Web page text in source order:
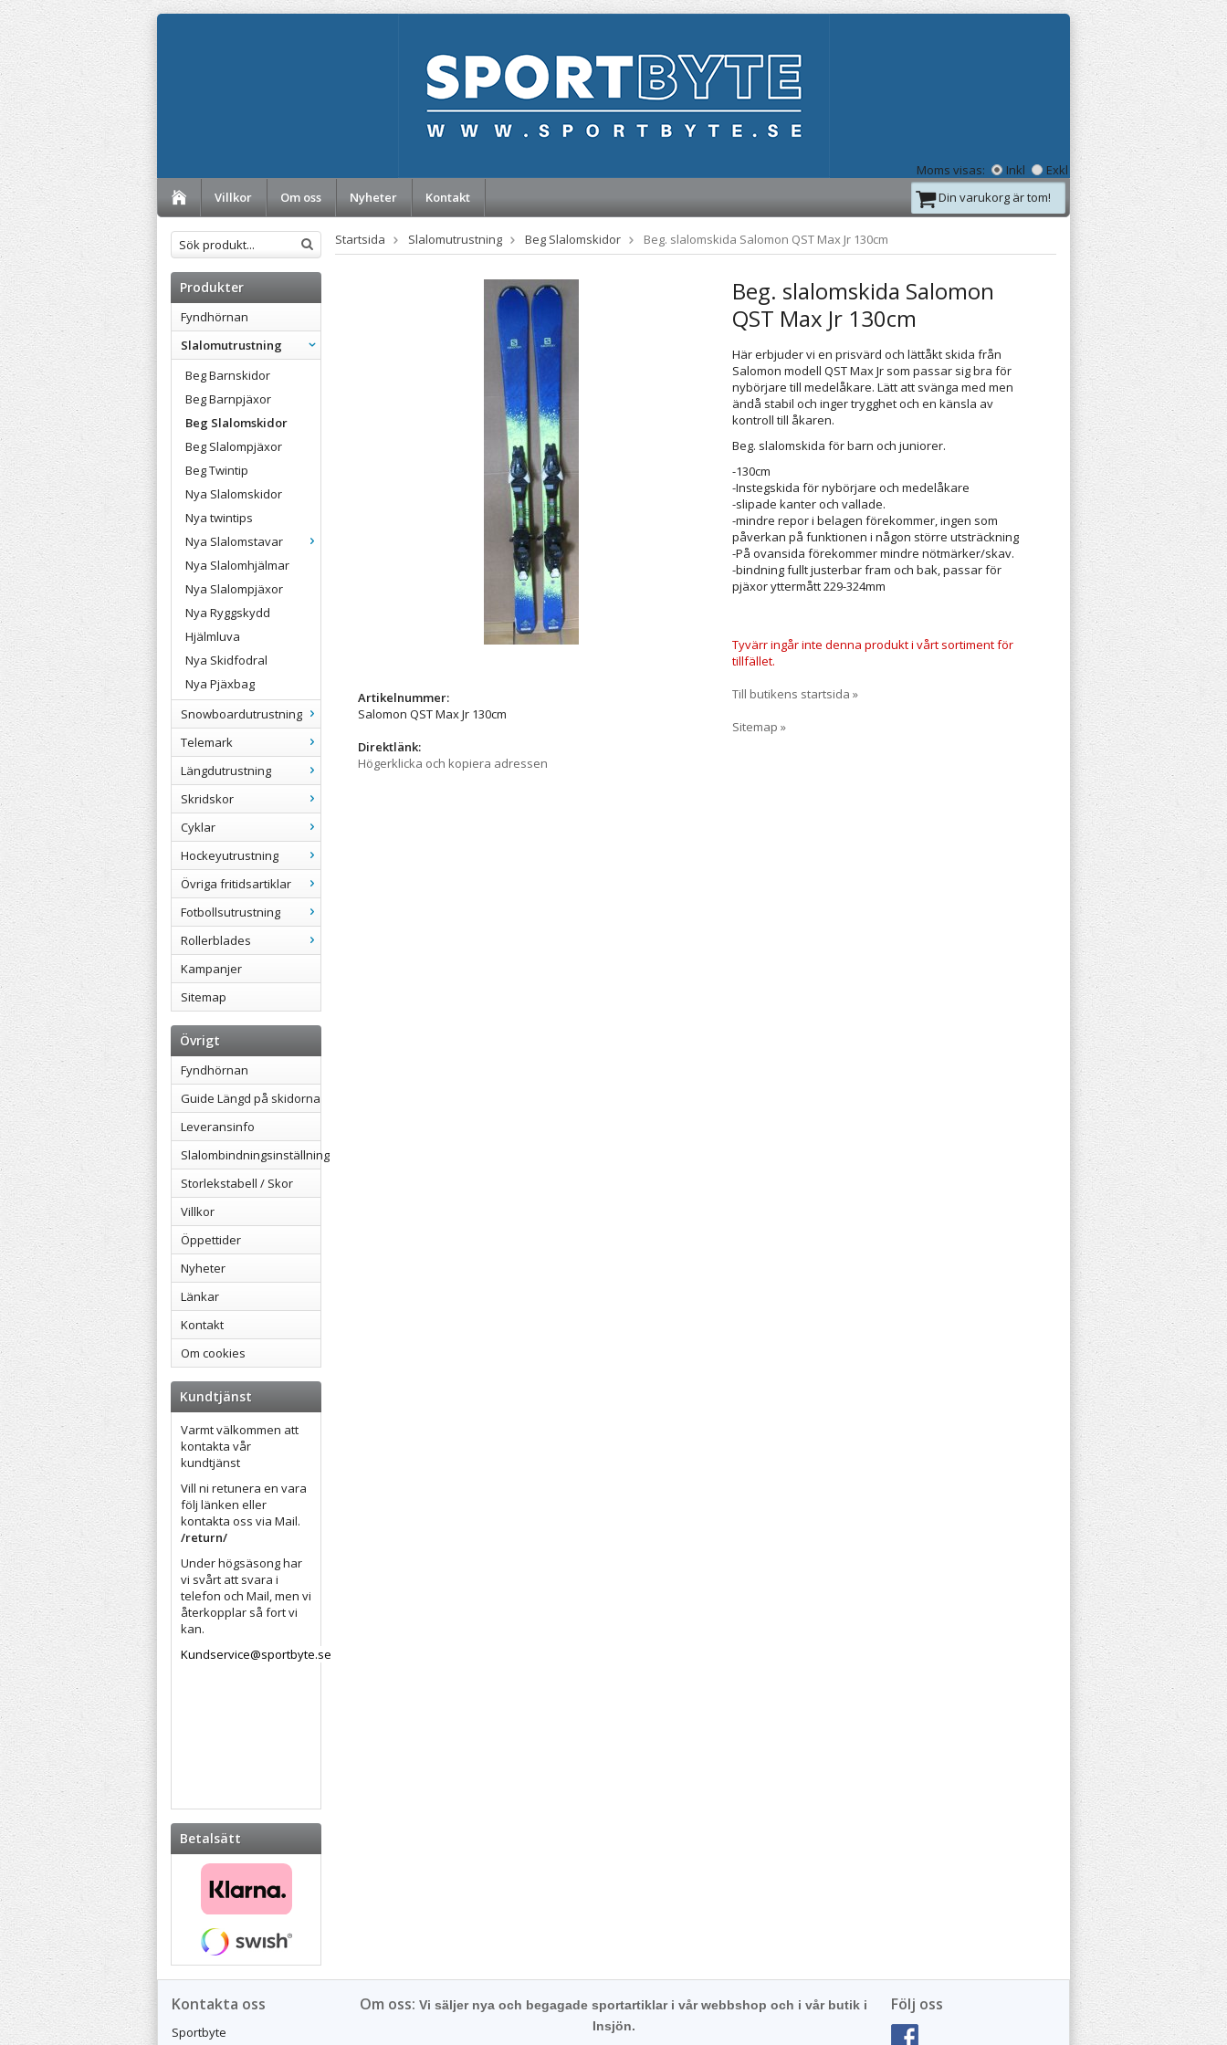
Moms visas: Inkl
Exkl
Villkor
Om oss Nyheter Kontakt Din varukorg är tom!
Produkter
Fyndhörnan
Slalomutrustning
Beg Barnskidor
Beg Barnpjäxor
Beg Slalomskidor
Beg Slalompjäxor
Beg Twintip
Nya Slalomskidor
Nya twintips
Nya Slalomstavar
Nya Slalomhjälmar
Nya Slalompjäxor
Nya Ryggskydd
Hjälmluva
Nya Skidfodral
Nya Pjäxbag
Snowboardutrustning
Telemark
Längdutrustning
Skridskor
Cyklar
Hockeyutrustning
Övriga fritidsartiklar
Fotbollsutrustning
Rollerblades
Kampanjer
Sitemap
Övrigt
Fyndhörnan
Guide Längd på skidorna
Leveransinfo
Slalombindningsinställning
Storlekstabell / Skor
Villkor
Öppettider
Nyheter
Länkar
Kontakt
Om cookies
Kundtjänst
Varmt välkommen att
kontakta vår
kundtjänst
Vill ni retunera en vara
följ länken eller
kontakta oss via Mail.
/return/
Under högsäsong har
vi svårt att svara i
telefon och Mail, men vi
återkopplar så fort vi
kan.
Kundservice@sportbyte.se
Betalsätt
Startsida Slalomutrustning Beg Slalomskidor Beg. slalomskida Salomon QST Max Jr 130cm
Artikelnummer:
Salomon QST Max Jr 130cm
Direktlänk:
Högerklicka och kopiera adressen
Beg. slalomskida Salomon
QST Max Jr 130cm
Här erbjuder vi en prisvärd och lättåkt skida från
Salomon modell QST Max Jr som passar sig bra för
nybörjare till medelåkare. Lätt att svänga med men
ändå stabil och inger trygghet och en känsla av
kontroll till åkaren.
Beg. slalomskida för barn och juniorer.
-130cm
-Instegskida för nybörjare och medelåkare
-slipade kanter och vallade.
-mindre repor i belagen förekommer, ingen som
påverkan på funktionen i någon större utsträckning
-På ovansida förekommer mindre nötmärker/skav.
-bindning fullt justerbar fram och bak, passar för
pjäxor yttermått 229-324mm
Tyvärr ingår inte denna produkt i vårt sortiment för
tillfället.
Till butikens startsida »
Sitemap »
Kontakta oss
Sportbyte
Följ oss
Om oss: Vi säljer nya och begagade sportartiklar i vår webbshop och i vår butik i
Insjön.